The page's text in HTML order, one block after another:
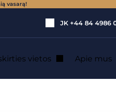
vasarą!
JK +44 84 4986
vietos Apie mus